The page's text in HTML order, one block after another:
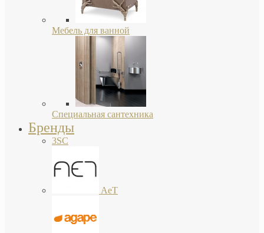
Мебель для ванной
Специальная сантехника
Бренды
3SC
AeT